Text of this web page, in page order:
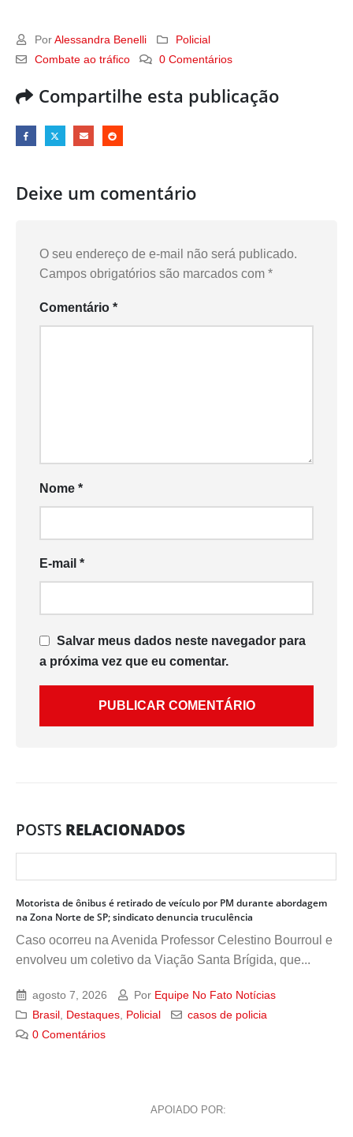
Por Alessandra Benelli
Policial
Combate ao tráfico
0 Comentários
Compartilhe esta publicação
Deixe um comentário
O seu endereço de e-mail não será publicado.
Campos obrigatórios são marcados com *
Comentário *
Nome *
E-mail *
Salvar meus dados neste navegador para
a próxima vez que eu comentar.
POSTS RELACIONADOS
Motorista de ônibus é retirado de veículo por PM durante abordagem
na Zona Norte de SP; sindicato denuncia truculência
Caso ocorreu na Avenida Professor Celestino Bourroul e
envolveu um coletivo da Viação Santa Brígida, que...
agosto 7, 2026 Por Equipe No Fato Notícias
Brasil, Destaques, Policial
casos de policia
0 Comentários
APOIADO POR: